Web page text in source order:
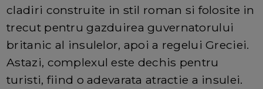
cladiri construite in stil roman si folosite in
trecut pentru gazduirea guvernatorului
britanic al insulelor, apoi a regelui Greciei.
Astazi, complexul este dechis pentru
turisti, fiind o adevarata atractie a insulei.